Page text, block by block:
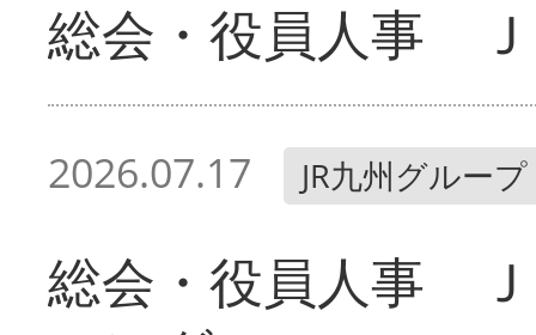
総会・役員人事
2026.07.17 JR九州グループ
総会・役員人事